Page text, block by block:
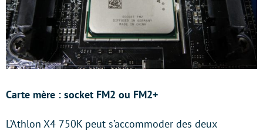
Carte mère : socket FM2 ou FM2+
L’Athlon X4 750K peut s’accommoder des deux